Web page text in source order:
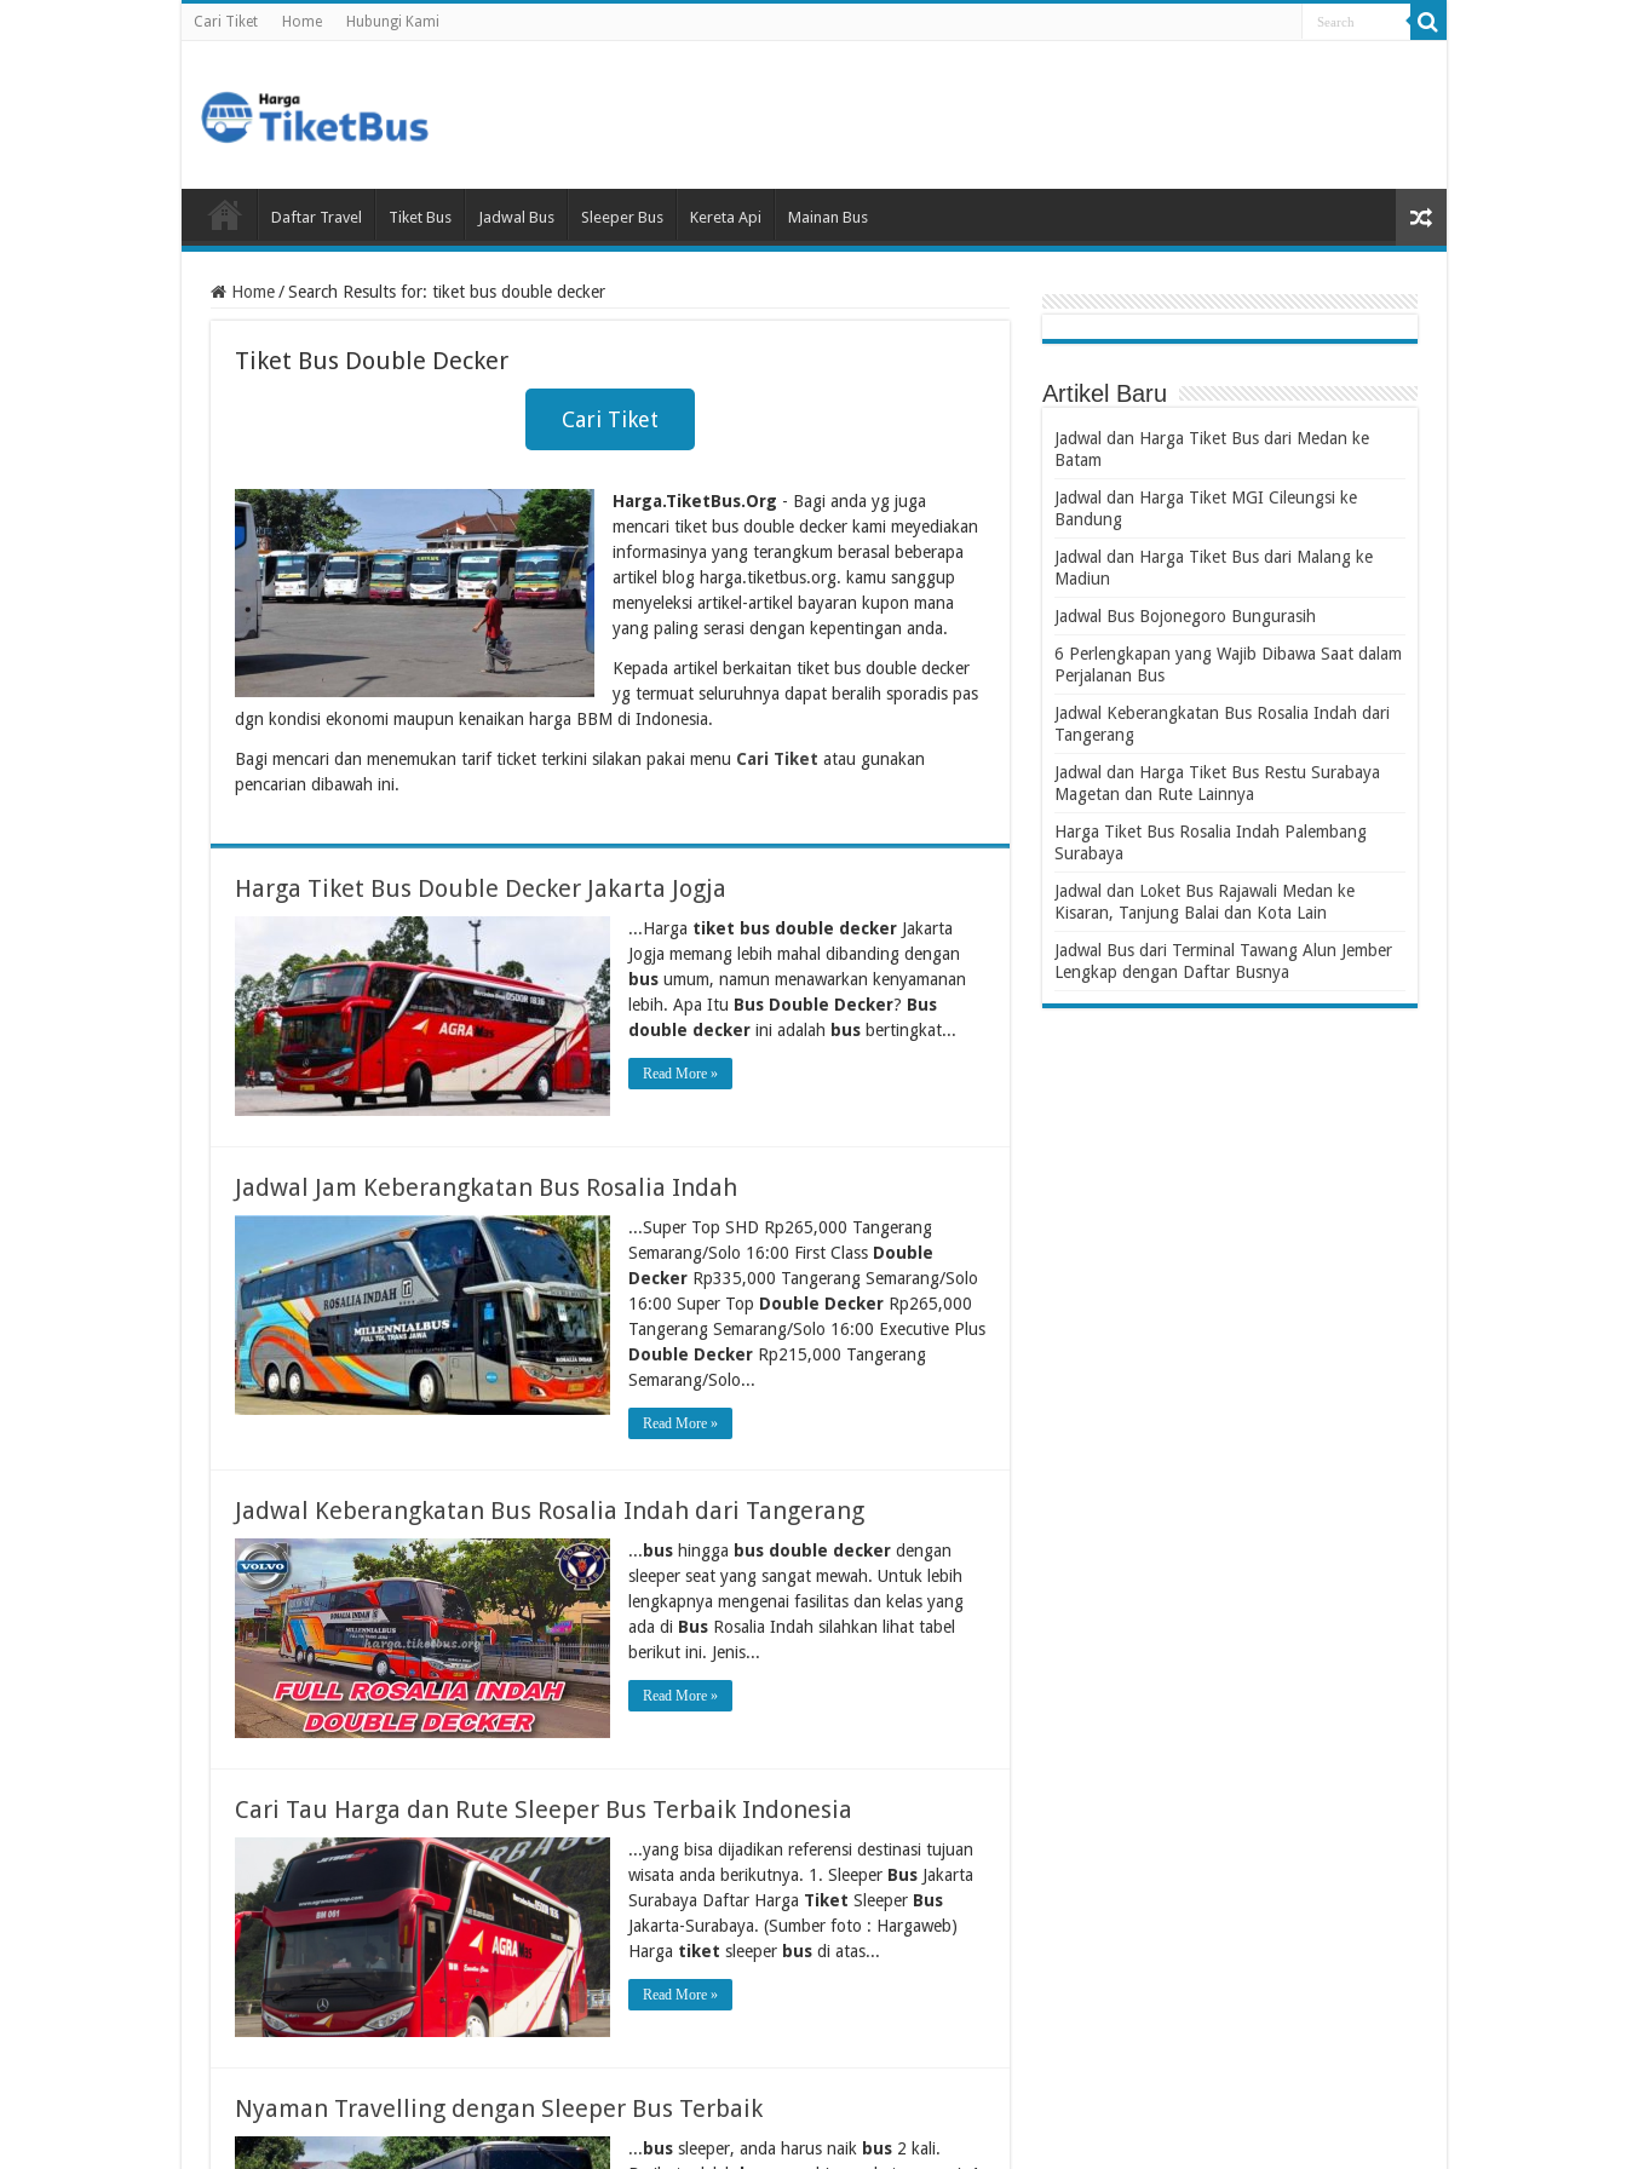
Cari Tiket Home Hubungi Kami
Daftar Travel Tiket Bus Jadwal Bus Sleeper Bus Kereta Api Mainan Bus
Home / Search Results for: tiket bus double decker
Tiket Bus Double Decker
Cari Tiket
Harga.TiketBus.Org - Bagi anda yg juga
mencari tiket bus double decker kami meyediakan
informasinya yang terangkum berasal beberapa
artikel blog harga.tiketbus.org. kamu sanggup
menyeleksi artikel-artikel bayaran kupon mana
yang paling serasi dengan kepentingan anda.
Kepada artikel berkaitan tiket bus double decker
yg termuat seluruhnya dapat beralih sporadis pas
dgn kondisi ekonomi maupun kenaikan harga BBM di Indonesia.
Bagi mencari dan menemukan tarif ticket terkini silakan pakai menu Cari Tiket atau gunakan
pencarian dibawah ini.
Harga Tiket Bus Double Decker Jakarta Jogja
...Harga tiket bus double deckerJakarta
Jogja memang lebih mahal dibanding dengan
busumum, namun menawarkan kenyamanan
lebih. Apa Itu Bus Double Decker? Bus
double deckerini adalah busbertingkat...
Read More »
Jadwal Jam Keberangkatan Bus Rosalia Indah
...Super Top SHD Rp265,000 Tangerang
Semarang/Solo 16:00 First Class Double
DeckerRp335,000 Tangerang Semarang/Solo
16:00 Super Top Double DeckerRp265,000
Tangerang Semarang/Solo 16:00 Executive Plus
Double DeckerRp215,000 Tangerang
Semarang/Solo...
Read More »
Jadwal Keberangkatan Bus Rosalia Indah dari Tangerang
... bushingga bus double deckerdengan
sleeper seat yang sangat mewah. Untuk lebih
lengkapnya mengenai fasilitas dan kelas yang
ada di BusRosalia Indah silahkan lihat tabel
berikut ini. Jenis...
Read More »
Cari Tau Harga dan Rute Sleeper Bus Terbaik Indonesia
...yang bisa dijadikan referensi destinasi tujuan
wisata anda berikutnya. 1. Sleeper BusJakarta
Surabaya Daftar Harga Tiket Sleeper Bus
Jakarta-Surabaya. (Sumber foto : Hargaweb)
Harga tiket sleeper busdi atas...
Read More »
Nyaman Travelling dengan Sleeper Bus Terbaik
... bussleeper, anda harus naik bus2 kali.
Artikel Baru
Jadwal dan Harga Tiket Bus dari Medan ke
Batam
Jadwal dan Harga Tiket MGI Cileungsi ke
Bandung
Jadwal dan Harga Tiket Bus dari Malang ke
Madiun
Jadwal Bus Bojonegoro Bungurasih
6 Perlengkapan yang Wajib Dibawa Saat dalam
Perjalanan Bus
Jadwal Keberangkatan Bus Rosalia Indah dari
Tangerang
Jadwal dan Harga Tiket Bus Restu Surabaya
Magetan dan Rute Lainnya
Harga Tiket Bus Rosalia Indah Palembang
Surabaya
Jadwal dan Loket Bus Rajawali Medan ke
Kisaran, Tanjung Balai dan Kota Lain
Jadwal Bus dari Terminal Tawang Alun Jember
Lengkap dengan Daftar Busnya